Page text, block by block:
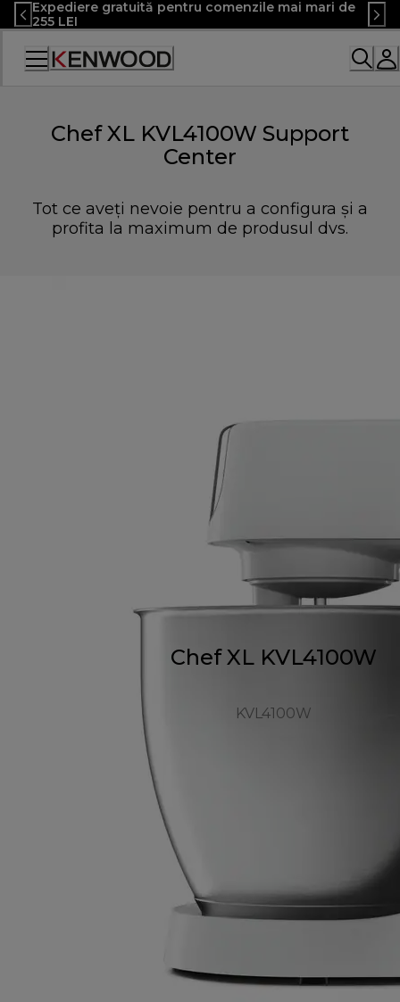
Skip
to
Content
Expediere gratuită pentru comenzile mai mari de
255 LEI
Declarație
Chef XL KVL4100W Support
Center
Tot ce aveți nevoie pentru a configura și a
profita la maximum de produsul dvs.
Chef XL KVL4100W
KVL4100W